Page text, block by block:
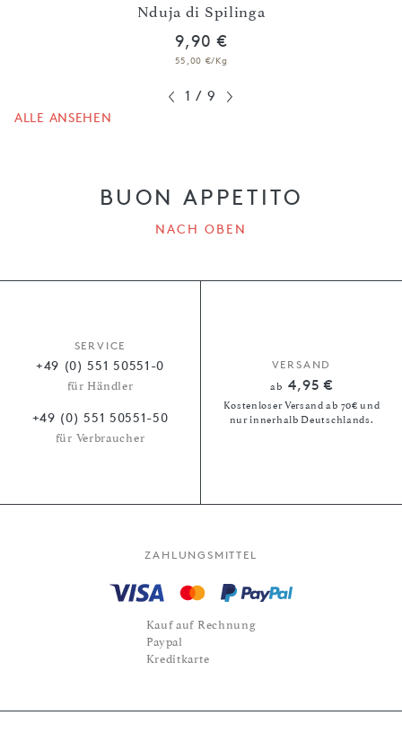
Nduja di Spilinga
9,90 €
55,00 €/Kg
1 / 9
ALLE ANSEHEN
BUON APPETITO
NACH OBEN
SERVICE
+49 (0) 551 50551-0
für Händler
+49 (0) 551 50551-50
für Verbraucher
VERSAND
ab 4,95 €
Kostenloser Versand ab 70€ und
nur innerhalb Deutschlands.
ZAHLUNGSMITTEL
Kauf auf Rechnung
Paypal
Kreditkarte